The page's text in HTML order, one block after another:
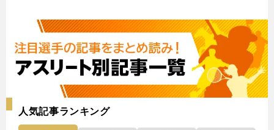
人気記事ランキング